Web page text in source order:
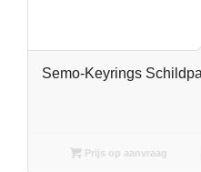
Semo-Keyrings
Prijs op aanvraag